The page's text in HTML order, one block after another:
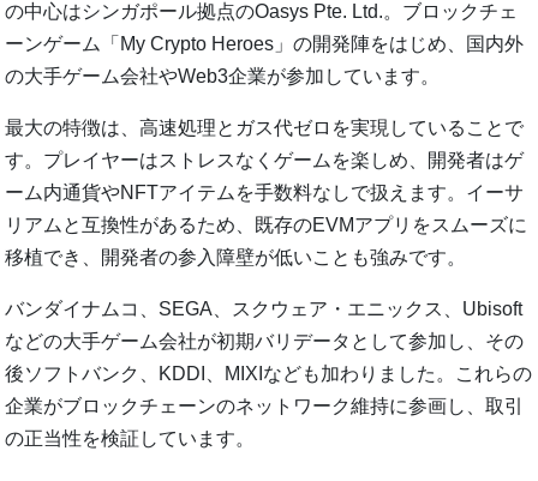
の中心はシンガポール拠点のOasys Pte. Ltd.。ブロックチェ
ーンゲーム「My Crypto Heroes」の開発陣をはじめ、国内外
の大手ゲーム会社やWeb3企業が参加しています。
最大の特徴は、高速処理とガス代ゼロを実現していることで
す。プレイヤーはストレスなくゲームを楽しめ、開発者はゲ
ーム内通貨やNFTアイテムを手数料なしで扱えます。イーサ
リアムと互換性があるため、既存のEVMアプリをスムーズに
移植でき、開発者の参入障壁が低いことも強みです。
バンダイナムコ、SEGA、スクウェア・エニックス、Ubisoft
などの大手ゲーム会社が初期バリデータとして参加し、その
後ソフトバンク、KDDI、MIXIなども加わりました。これらの
企業がブロックチェーンのネットワーク維持に参画し、取引
の正当性を検証しています。